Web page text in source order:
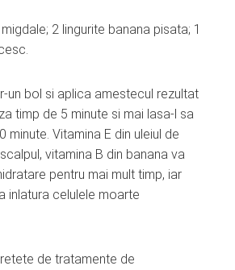
2 lingurite banana pisata; 1
un bol si aplica amestecul rezultat
timp de 5 minute si mai lasa-l sa
minute. Vitamina E din uleiul de
vitamina B din banana va
pentru mai mult timp, iar
inlatura celulele moarte
de tratamente de